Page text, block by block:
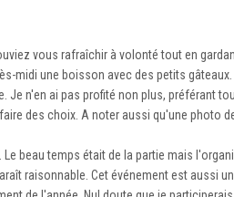
vous rafraîchir à volonté tout en
midi une boisson avec des petits
n'en ai pas profité non plus, préférant
des choix. A noter aussi qu'une photo
beau temps était de la partie mais
raisonnable. Cet événement est aussi